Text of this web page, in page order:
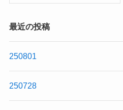
最近の投稿
250801
250728